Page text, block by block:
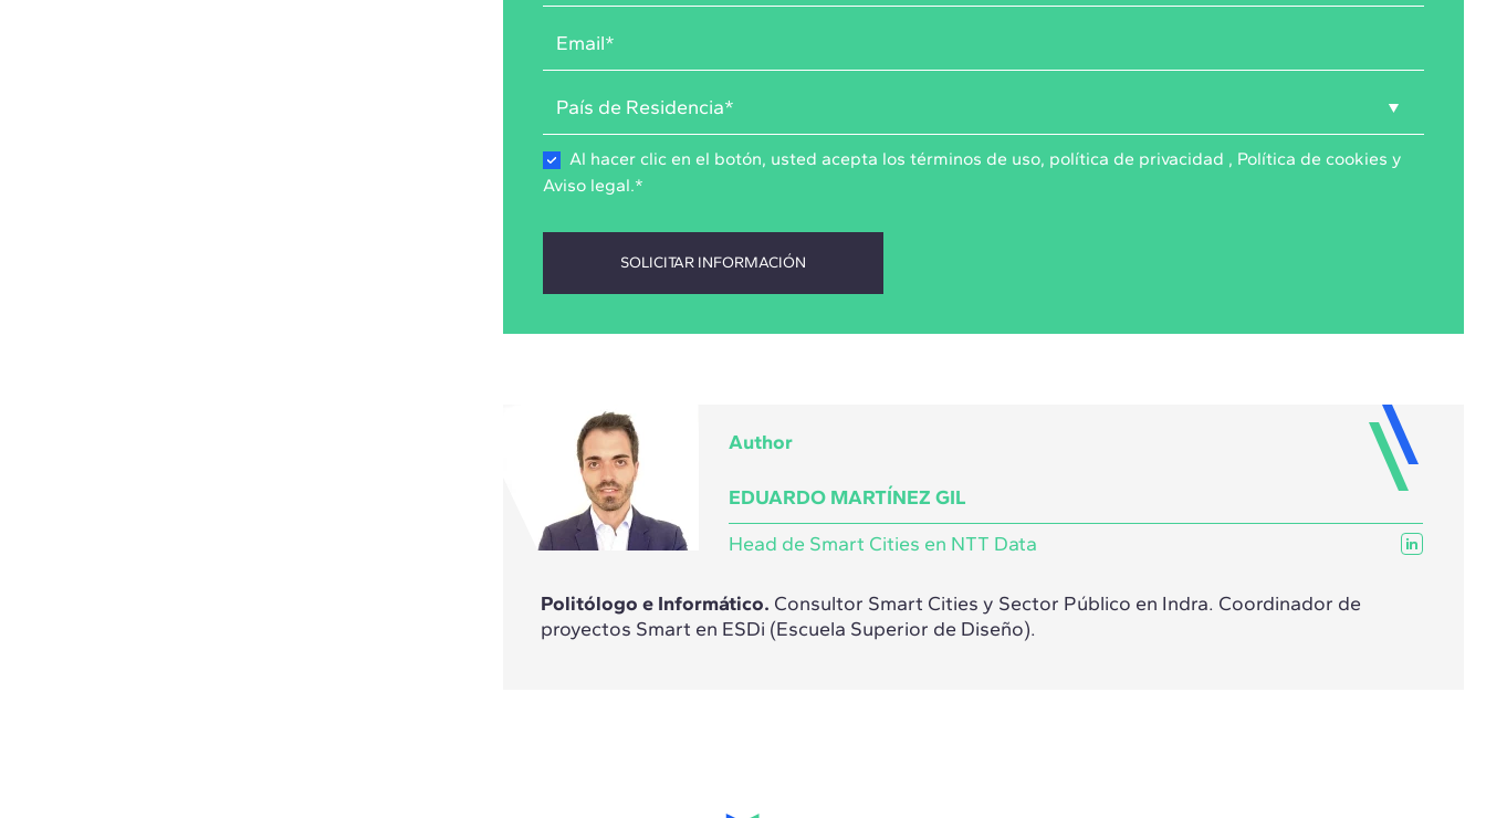
Al hacer clic en el botón, usted acepta los términos de uso, política de privacidad , Política de cookies y
Aviso legal.*
Author
EDUARDO MARTÍNEZ GIL
Head de Smart Cities en NTT Data
Politólogo e Informático. Consultor Smart Cities y Sector Público en Indra. Coordinador de
proyectos Smart en ESDi (Escuela Superior de Diseño).